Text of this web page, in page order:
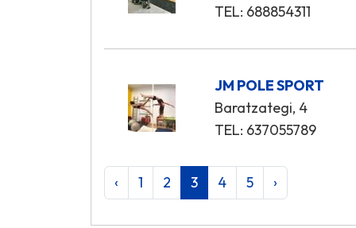
TEL: 688854311
JM POLE SPORT
Baratzategi, 4
TEL: 637055789
‹ 1 2 3 4 5 ›